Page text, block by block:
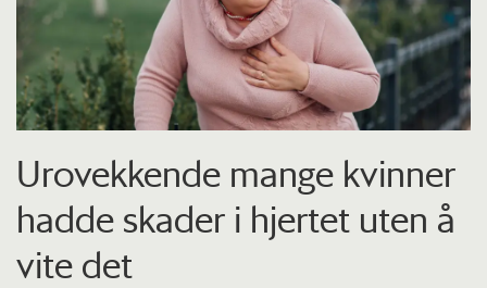
Urovekkende mange kvinner
hadde skader i hjertet uten å
vite det